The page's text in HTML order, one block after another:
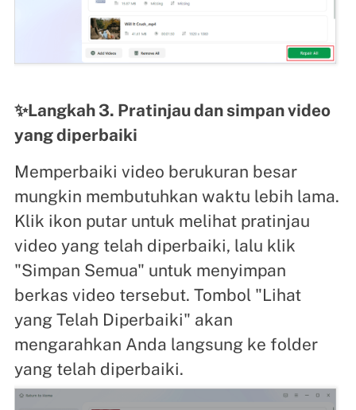
✨Langkah 3. Pratinjau dan simpan video
yang diperbaiki
Memperbaiki video berukuran besar
mungkin membutuhkan waktu lebih lama.
Klik ikon putar untuk melihat pratinjau
video yang telah diperbaiki, lalu klik
"Simpan Semua" untuk menyimpan
berkas video tersebut. Tombol "Lihat
yang Telah Diperbaiki" akan
mengarahkan Anda langsung ke folder
yang telah diperbaiki.